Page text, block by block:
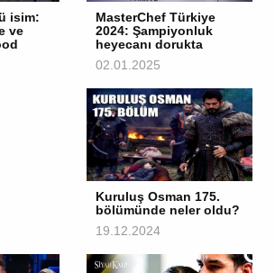
isim:
ve
MasterChef Türkiye
2024: Şampiyonluk
heyecanı dorukta
02.01.2025
Kuruluş Osman 175.
bölümünde neler oldu?
19.12.2024